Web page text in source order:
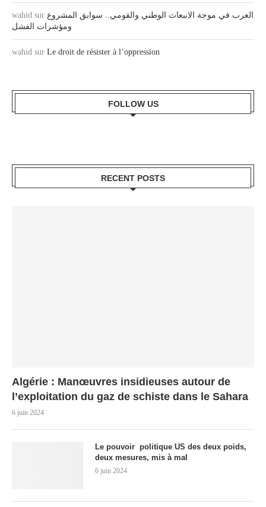
wahid sur العرب في موجة الانبعاث الوطني والقومي.. سوابق المشروع
ومؤشرات الفشل
wahid sur Le droit de résister à l’oppression
FOLLOW US
RECENT POSTS
Algérie : Manœuvres insidieuses autour de
l’exploitation du gaz de schiste dans le Sahara
6 juin 2024
Le pouvoir politique US des deux poids,
deux mesures, mis à mal
6 juin 2024